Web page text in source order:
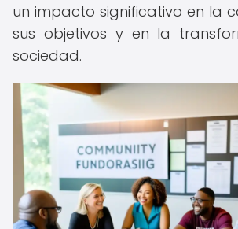
un impacto significativo en la
sus objetivos y en la
sociedad.